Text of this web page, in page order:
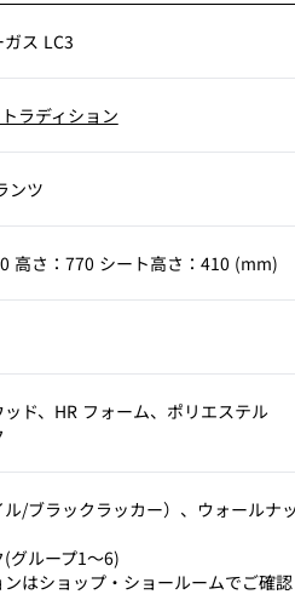
ガス LC3
ラディション
ンツ
高さ：770 シート高さ：410 (mm)
ド、HR フォーム、ポリエステル
/ブラックラッカー）、ウォールナ
グループ1～6)
はショップ・ショールームでご確認